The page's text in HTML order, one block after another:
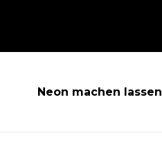
Neon machen lassen